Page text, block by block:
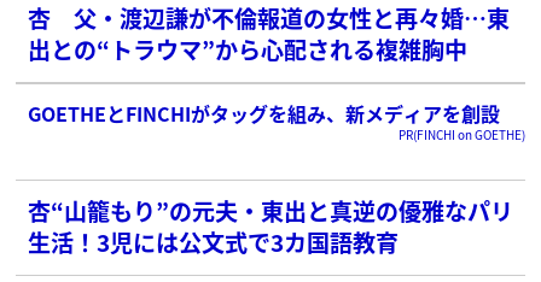
杏 父・渡辺謙が不倫報道の女性と再々婚…東
出との“トラウマ”から心配される複雑胸中
GOETHEとFINCHIがタッグを組み、新メディアを創設
PR(FINCHI on GOETHE)
杏“山籠もり”の元夫・東出と真逆の優雅なパリ
生活！3児には公文式で3カ国語教育